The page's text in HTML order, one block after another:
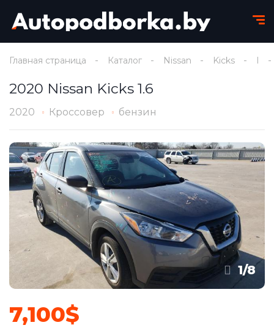
Главная страница Каталог Nissan Kicks I
2020 Nissan Kicks 1.6
2020 Кроссовер бензин
1/8
7,100$